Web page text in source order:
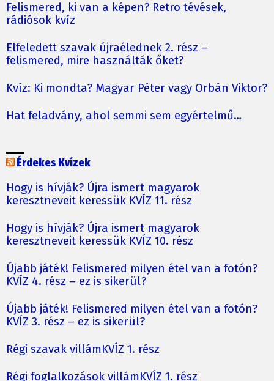
Felismered, ki van a képen? Retro tévések,
rádiósok kvíz
Elfeledett szavak újraélednek 2. rész –
felismered, mire használták őket?
Kvíz: Ki mondta? Magyar Péter vagy Orbán Viktor?
Hat feladvány, ahol semmi sem egyértelmű…
Érdekes Kvízek
Hogy is hívják? Újra ismert magyarok
keresztneveit keressük KVÍZ 11. rész
Hogy is hívják? Újra ismert magyarok
keresztneveit keressük KVÍZ 10. rész
Újabb játék! Felismered milyen étel van a fotón?
KVÍZ 4. rész – ez is sikerül?
Újabb játék! Felismered milyen étel van a fotón?
KVÍZ 3. rész – ez is sikerül?
Régi szavak villámKVÍZ 1. rész
Régi foglalkozások villámKVÍZ 1. rész